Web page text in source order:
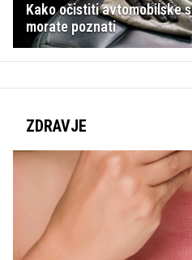
Kako očistiti avtomobilske
morate poznati
ZDRAVJE